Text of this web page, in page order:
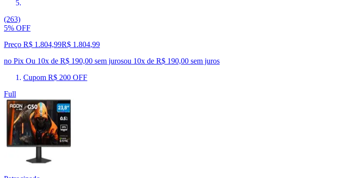
(263)
5% OFF
Preço R$ 1.804,99R$ 1.804,99
no Pix Ou 10x de R$ 190,00 sem jurosou 10x de R$ 190,00 sem juros
Cupom R$ 200 OFF
Full